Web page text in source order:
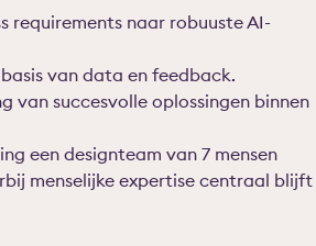
requirements naar robuuste AI-
van data en feedback.
van succesvolle oplossingen binnen
een designteam van 7 mensen
menselijke expertise centraal blijft